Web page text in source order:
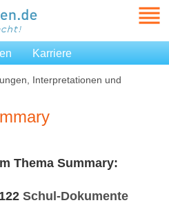
Karriere
Interpretationen und
Thema Summary:
Schul-Dokumente